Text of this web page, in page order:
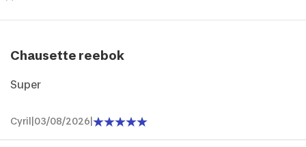
Chausette reebok
Super
Cyril 03/08/2026